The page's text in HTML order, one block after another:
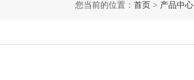
您当前的位置： 首页 > 产品中心